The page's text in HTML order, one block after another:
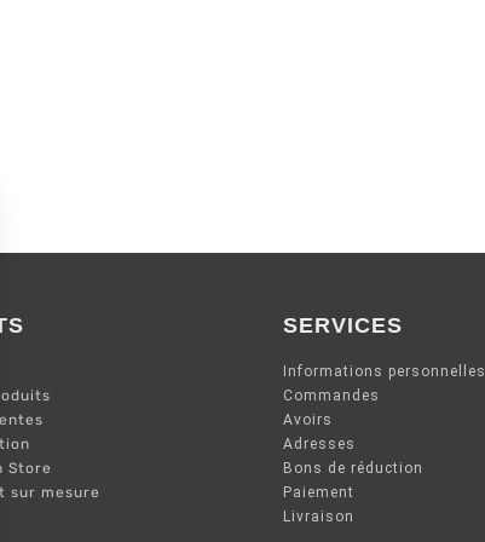
Store
sur mesure
SERVICES
Informations personnelles
Commandes
Avoirs
Adresses
Bons de réduction
Paiement
Livraison